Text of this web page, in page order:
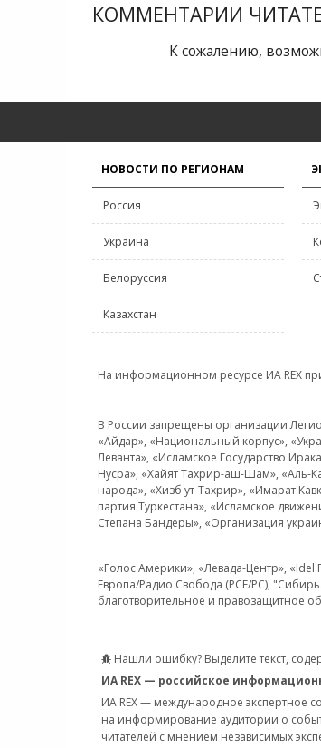
КОММЕНТАРИИ
К сожалению,
НОВОСТИ ПО РЕГИОНАМ
Россия
Украина
Белоруссия
Казахстан
На информационном ресурсе ИА REX
В России запрещены организации
«Айдар», «Национальный корпус»,
Леванта», «Исламское Государство
Нусра», «Хайят Тахрир-аш-Шам», «Аль-
народа», «Хизб ут-Тахрир», «Имарат
партия Туркестана», «Исламское
Степана Бандеры», «Организация
«Голос Америки», «Левада-Центр»,
Европа/Радио Свобода (PCE/PC),
благотворительное и правозащитное
Нашли ошибку? Выделите текст,
ИА REX — российское
ИА REX — международное экспертное
на информирование аудитории о
читателей с мнением независимых